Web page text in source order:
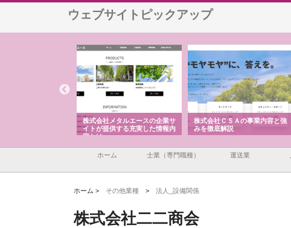
ウェブサイトピックアップ
株式会社メタルエースの企業サ
イトが提供する充実した情報内
容とは
株式会社ＣＳＡの事業内容と強
みを徹底解説
ホーム 士業（専門職種） 運送業
ホーム > その他業種 > 法人_設備関係
株式会社二二商会